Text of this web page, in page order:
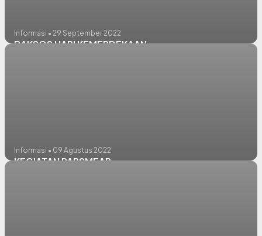
Informasi • 29 September 2022
BAKSOS HARI KEMERDEKAAN
Informasi • 09 Agustus 2022
KEGIATAN PAPSMEAR